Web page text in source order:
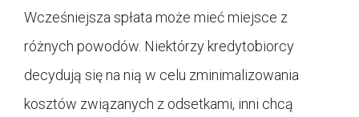
Wcześniejsza spłata może mieć miejsce z
różnych powodów. Niektórzy kredytobiorcy
decydują się na nią w celu zminimalizowania
kosztów związanych z odsetkami, inni chcą